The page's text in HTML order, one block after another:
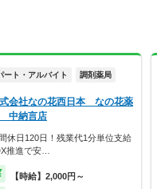
ート・アルバイト 調剤薬局
会社なの花西日本 なの花薬
中納言店
休日120日！残業代1分単位支給
推進で安…
【時給】2,000円～